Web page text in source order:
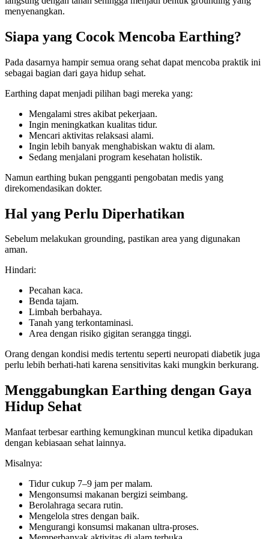
menyenangkan.
Siapa yang Cocok Mencoba Earthing?
Pada dasarnya hampir semua orang sehat dapat mencoba praktik ini
sebagai bagian dari gaya hidup sehat.
Earthing dapat menjadi pilihan bagi mereka yang:
Mengalami stres akibat pekerjaan.
Ingin meningkatkan kualitas tidur.
Mencari aktivitas relaksasi alami.
Ingin lebih banyak menghabiskan waktu di alam.
Sedang menjalani program kesehatan holistik.
Namun earthing bukan pengganti pengobatan medis yang
direkomendasikan dokter.
Hal yang Perlu Diperhatikan
Sebelum melakukan grounding, pastikan area yang digunakan
aman.
Hindari:
Pecahan kaca.
Benda tajam.
Limbah berbahaya.
Tanah yang terkontaminasi.
Area dengan risiko gigitan serangga tinggi.
Orang dengan kondisi medis tertentu seperti neuropati diabetik juga
perlu lebih berhati-hati karena sensitivitas kaki mungkin berkurang.
Menggabungkan Earthing dengan Gaya
Hidup Sehat
Manfaat terbesar earthing kemungkinan muncul ketika dipadukan
dengan kebiasaan sehat lainnya.
Misalnya:
Tidur cukup 7–9 jam per malam.
Mengonsumsi makanan bergizi seimbang.
Berolahraga secara rutin.
Mengelola stres dengan baik.
Mengurangi konsumsi makanan ultra-proses.